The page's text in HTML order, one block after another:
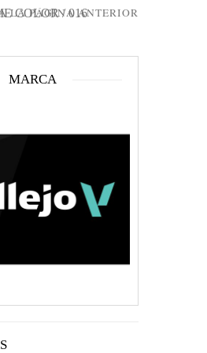
COLOR/ 016
LA PÁGINA ANTERIOR
MARCA